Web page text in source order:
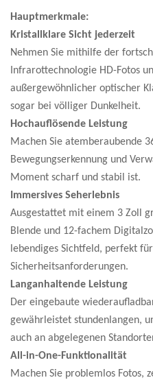
Hauptmerkmale:
Kristallklare Sicht jederzeit
Nehmen Sie mithilfe der
Infrarottechnologie HD-Fotos
außergewöhnlicher optischer
sogar bei völliger Dunkelheit.
Hochauflösende Leistung
Machen Sie atemberaubende
Bewegungserkennung und
Moment scharf und stabil ist.
Immersives Seherlebnis
Ausgestattet mit einem 3 Zoll
Blende und 12-fachem
lebendiges Sichtfeld, perfekt
Sicherheitsanforderungen.
Langanhaltende Leistung
Der eingebaute
gewährleistet stundenlangen,
auch an abgelegenen
All-in-One-Funktionalität
Machen Sie problemlos Fotos,